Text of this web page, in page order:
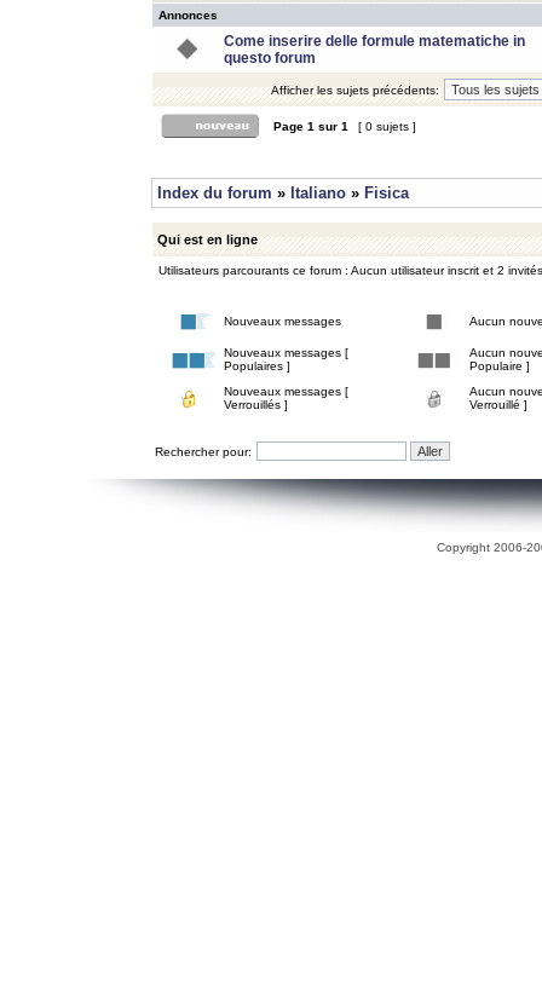
Annonces
Come inserire delle formule matematiche in
questo forum
Afficher les sujets précédents:
Page 1 sur 1 [ 0 sujets ]
Index du forum » Italiano » Fisica
Qui est en ligne
Utilisateurs parcourants ce forum : Aucun utilisateur inscrit et 2 invités
Nouveaux messages Aucun
Nouveaux messages [
Populaires ]
Aucun
Populaire ]
Nouveaux messages [
Verrouillés ]
Aucun
Verrouillé ]
Rechercher pour:
Copyright 2006-